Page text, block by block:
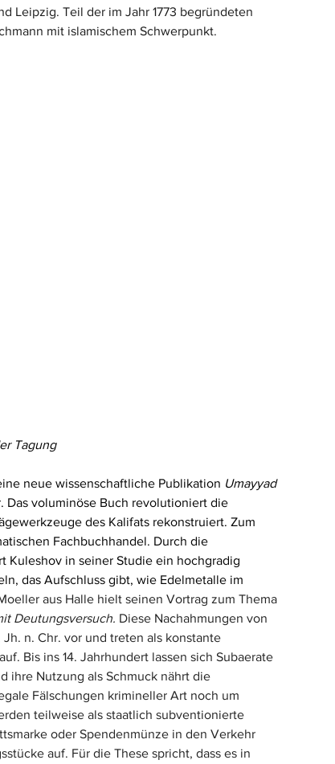
Leipzig. Teil der im Jahr 1773 begründeten
mit islamischem Schwerpunkt.
Tagung
neue wissenschaftliche Publikation Umayyad
Das voluminöse Buch revolutioniert die
des Kalifats rekonstruiert. Zum
Fachbuchhandel. Durch die
Kuleshov in seiner Studie ein hochgradig
das Aufschluss gibt, wie Edelmetalle im
aus Halle hielt seinen Vortrag zum Thema
Deutungsversuch. Diese Nachahmungen von
n. Chr. vor und treten als konstante
Bis ins 14. Jahrhundert lassen sich Subaerate
ihre Nutzung als Schmuck nährt die
Fälschungen krimineller Art noch um
teilweise als staatlich subventionierte
oder Spendenmünze in den Verkehr
auf. Für die These spricht, dass es in